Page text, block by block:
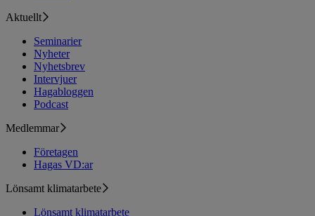
Aktuellt
Seminarier
Nyheter
Nyhetsbrev
Intervjuer
Hagabloggen
Podcast
Medlemmar
Företagen
Hagas VD:ar
Lönsamt klimatarbete
Lönsamt klimatarbete